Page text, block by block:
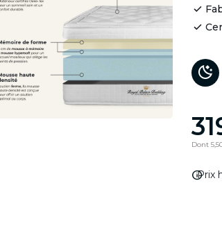
Dont
infoPrix